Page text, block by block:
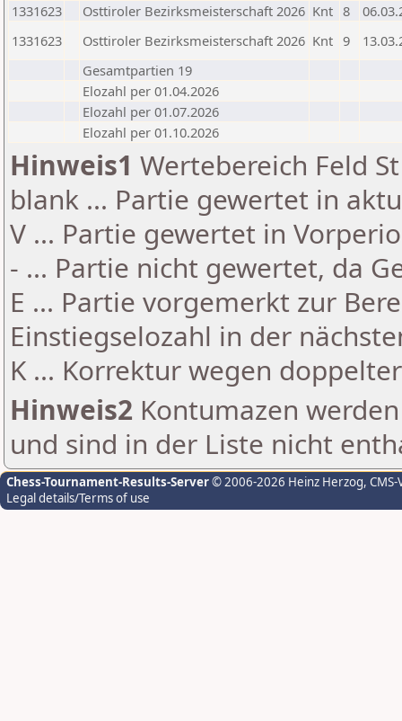
1331623
Osttiroler Bezirksmeisterschaft 2026 Knt 8
1331623
Osttiroler Bezirksmeisterschaft 2026 Knt 9
Gesamtpartien 19
Elozahl per 01.04.2026
Elozahl per 01.07.2026
Elozahl per 01.10.2026
Hinweis1 Wertebereich Feld
blank ... Partie gewertet in
V ... Partie gewertet in
- ... Partie nicht gewertet, da
E ... Partie vorgemerkt zur
Einstiegselozahl in der
K ... Korrektur wegen
Hinweis2 Kontumazen
und sind in der Liste nicht
Chess-Tournament-Results-Server© 2006-2026 Heinz Herzog,
Legal details/Terms of use